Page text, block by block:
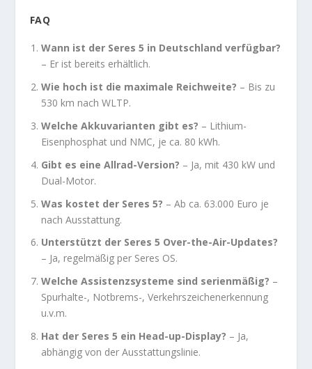
FAQ
Wann ist der Seres 5 in Deutschland verfügbar?
– Er ist bereits erhältlich.
Wie hoch ist die maximale Reichweite? – Bis zu
530 km nach WLTP.
Welche Akkuvarianten gibt es? – Lithium-
Eisenphosphat und NMC, je ca. 80 kWh.
Gibt es eine Allrad-Version? – Ja, mit 430 kW und
Dual-Motor.
Was kostet der Seres 5? – Ab ca. 63.000 Euro je
nach Ausstattung.
Unterstützt der Seres 5 Over-the-Air-Updates?
– Ja, regelmäßig per Seres OS.
Welche Assistenzsysteme sind serienmäßig? –
Spurhalte-, Notbrems-, Verkehrszeichenerkennung
u.v.m.
Hat der Seres 5 ein Head-up-Display? – Ja,
abhängig von der Ausstattungslinie.